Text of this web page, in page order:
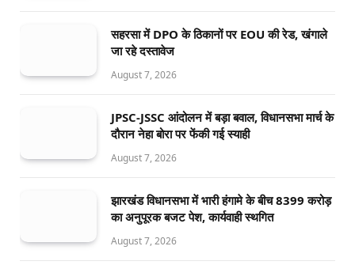
सहरसा में DPO के ठिकानों पर EOU की रेड, खंगाले
जा रहे दस्तावेज
August 7, 2026
JPSC-JSSC आंदोलन में बड़ा बवाल, विधानसभा मार्च के
दौरान नेहा बोरा पर फेंकी गई स्याही
August 7, 2026
झारखंड विधानसभा में भारी हंगामे के बीच 8399 करोड़
का अनुपूरक बजट पेश, कार्यवाही स्थगित
August 7, 2026